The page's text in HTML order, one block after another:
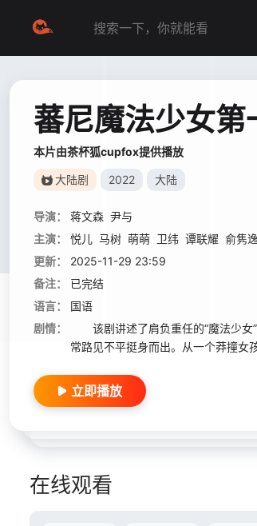
蕃尼魔法少女第
本片由茶杯狐cupfox提供播放
大陆剧 2022 大陆
导演： 蒋文森 尹与
主演：
悦儿 马树 萌萌 卫纬 谭联耀 俞隽
更新：
2025-11-29 23:59
备注：
已完结
语言：
国语
剧情：
该剧讲述了肩负重任的“魔法少女”
常路见不平挺身而出。从一个莽撞女
立即播放
在线观看